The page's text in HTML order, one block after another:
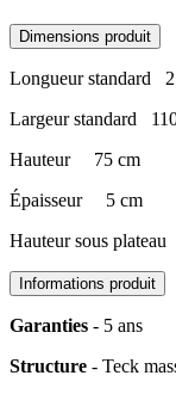
Dimensions produit
Longueur standard
Largeur standard
Hauteur
​75 cm
Épaisseur
​5 cm
Hauteur sous plateau
Informations produit
Garanties - 5 ans
Structure - ​Teck